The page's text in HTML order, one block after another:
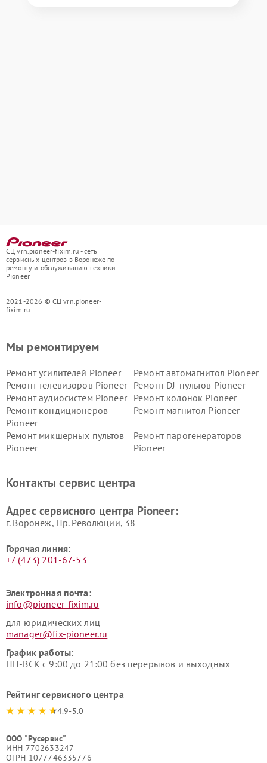
СЦ vrn.pioneer-fixim.ru - сеть
сервисных центров в Воронеже по
ремонту и обслуживанию техники
Pioneer
2021-2026 © СЦ vrn.pioneer-
fixim.ru
Мы ремонтируем
Ремонт усилителей Pioneer
Ремонт автомагнитол Pioneer
Ремонт телевизоров Pioneer
Ремонт DJ-пультов Pioneer
Ремонт аудиосистем Pioneer
Ремонт колонок Pioneer
Ремонт кондиционеров
Pioneer
Ремонт магнитол Pioneer
Ремонт микшерных пультов
Pioneer
Ремонт парогенераторов
Pioneer
Контакты сервис центра
Адрес сервисного центра Pioneer:
г. Воронеж, Пр. Революции, 38
Горячая линия:
+7 (473) 201-67-53
Электронная почта:
info@pioneer-fixim.ru
для юридических лиц
manager@fix-pioneer.ru
График работы:
ПН-ВСК с 9:00 до 21:00 без перерывов и выходных
Рейтинг сервисного центра
4.9-5.0
ООО "Русервис"
ИНН 7702633247
ОГРН 1077746335776